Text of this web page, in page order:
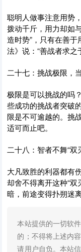
聪明人做事注意用势
拨动千斤，用力却如
造时势”，只有在善
法》说：“善战者求之
二十七：挑战极限，
极限是可以挑战的吗
些成功的挑战者突破
限是不可逾越的。挑
适可而止吧。
二十八：智者不舞“双
大凡致胜的利器都有
却舍不得离开这种“
暗，前途变得扑朔迷
本站提供的一切软
的；不得将上述内
请用户自负。本站